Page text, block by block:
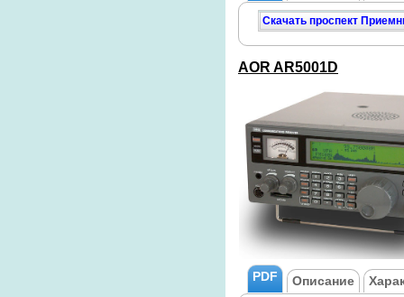
Скачать проспект
AOR AR5001D
PDF Описание